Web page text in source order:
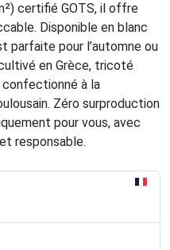
certifié GOTS, il offre
Disponible en blanc
parfaite pour l’automne ou
en Grèce, tricoté
confectionné à la
Zéro surproduction
pour vous, avec
responsable.